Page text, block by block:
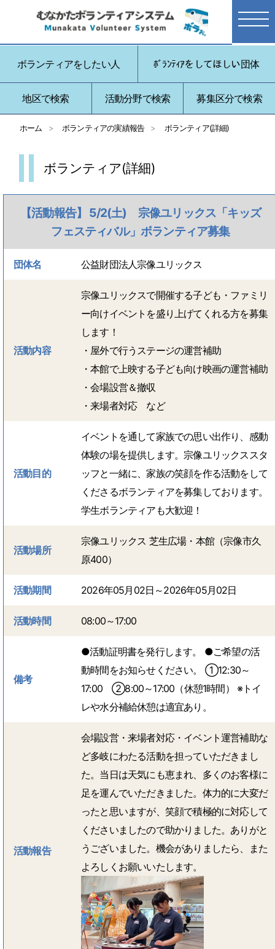
ボランティアをしたい人 ﾎﾞﾗﾝﾃｨｱをしてほしい団体
地区で検索 活動分野で検索 募集区分で検索
ホーム ボランティアの実績報告 ボランティア(詳細)
ボランティア(詳細)
【活動報告】 5/2(土) 宗像ユリックス「キッズ
フェスティバル」ボランティア募集
団体名 公益財団法人宗像ユリックス
活動内容
宗像ユリックスで開催する子ども・ファミリ
ー向けイベントを盛り上げてくれる方を募集
します！
・屋外で行うステージの運営補助
・本館で上映する子ども向け映画の運営補助
・会場設営＆撤収
・来場者対応 など
活動目的
イベントを通して家族での思い出作り、感動
体験の場を提供します。宗像ユリックススタ
ッフと一緒に、家族の笑顔を作る活動をして
くださるボランティアを募集しております。
学生ボランティアも大歓迎！
活動場所
宗像ユリックス 芝生広場・本館（宗像市久
原400）
活動期間 2026年05月02日～2026年05月02日
活動時間 08:00～17:00
備考
●活動証明書を発行します。 ●ご希望の活
動時間をお知らせください。 ①12:30～
17:00 ②8:00～17:00（休憩1時間） ※トイ
レや水分補給休憩は適宜あり。
活動報告
会場設営・来場者対応・イベント運営補助な
ど多岐にわたる活動を担っていただきまし
た。当日は天気にも恵まれ、多くのお客様に
足を運んでいただきました。体力的に大変だ
ったと思いますが、笑顔で積極的に対応して
くださいましたので助かりました。ありがと
うございました。機会がありましたら、また
よろしくお願いいたします。